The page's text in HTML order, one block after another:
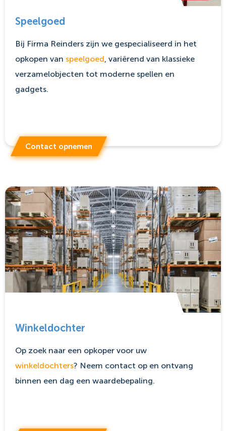
Speelgoed
Bij Firma Reinders zijn we gespecialiseerd in het
opkopen van speelgoed , variërend van klassieke
verzamelobjecten tot moderne spellen en
gadgets.
Contact opnemen
Winkeldochter
Op zoek naar een opkoper voor uw
winkeldochters? Neem contact op en ontvang
binnen een dag een waardebepaling.